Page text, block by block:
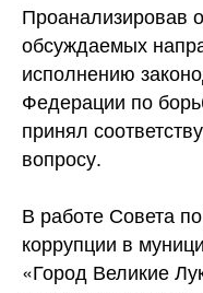
Проанализировав
обсуждаемых
исполнению
Федерации по
принял
вопросу.
В работе Совета
коррупции в
«Город Великие